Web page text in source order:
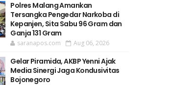
Polres Malang Amankan
Tersangka Pengedar Narkoba di
Kepanjen, Sita Sabu 96 Gram dan
Ganja 131 Gram
saranapos.com Aug 06, 2026
Gelar Piramida, AKBP Yenni Ajak
Media Sinergi Jaga Kondusivitas
Bojonegoro